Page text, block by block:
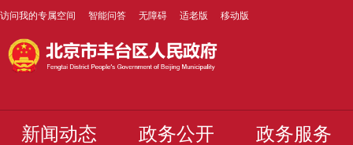
访问我的专属空间 智能问答 无障碍 适老版 移动版
新闻动态 政务公开 政务服务